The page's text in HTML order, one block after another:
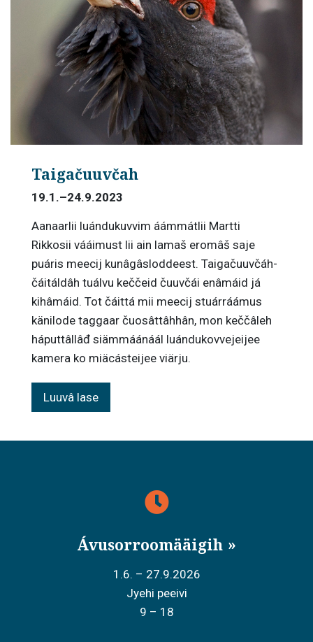
Taigačuuvčah
19.1.–24.9.2023
Aanaarlii luándukuvvim áámmátlii Martti
Rikkosii vááimust lii ain lamaš eromâš saje
puáris meecij kunâgâsloddeest. Taigačuuvčáh-
čáitáldâh tuálvu keččeid čuuvčái enâmáid já
kihâmáid. Tot čáittá mii meecij stuárráámus
känilode taggaar čuosâttâhhân, mon keččâleh
háputtâllâđ siämmáánáál luándukovvejeijee
kamera ko miäcásteijee viärju.
Luuvâ lase
Ávusorroomääigih
1.6. – 27.9.2026
Jyehi peeivi
9 – 18